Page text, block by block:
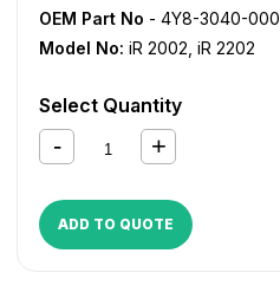
OEM Part No - 4Y8-3040-000
Model No: iR 2002 iR 2202
Select Quantity
ADD TO QUOTE